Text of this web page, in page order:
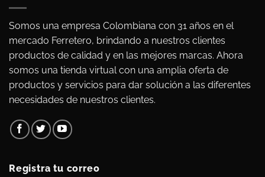
Somos una empresa Colombiana con 31 años en el
mercado Ferretero, brindando a nuestros clientes
productos de calidad y en las mejores marcas. Ahora
somos una tienda virtual con una amplia oferta de
productos y servicios para dar solución a las diferentes
necesidades de nuestros clientes.
Registra tu correo